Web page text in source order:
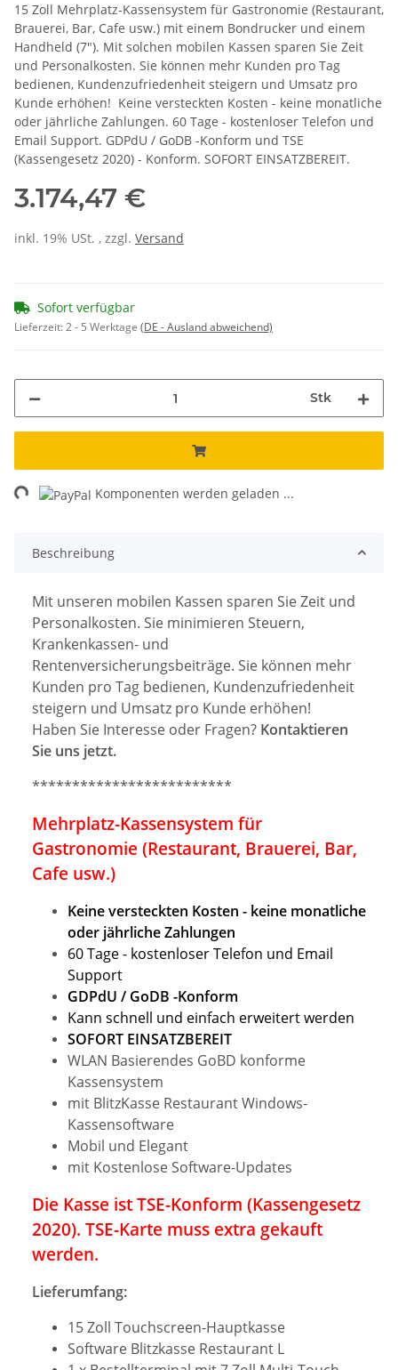
15 Zoll Mehrplatz-Kassensystem für Gastronomie (Restaurant,
Brauerei, Bar, Cafe usw.) mit einem Bondrucker und einem
Handheld (7"). Mit solchen mobilen Kassen sparen Sie Zeit
und Personalkosten. Sie können mehr Kunden pro Tag
bedienen, Kundenzufriedenheit steigern und Umsatz pro
Kunde erhöhen! Keine versteckten Kosten - keine monatliche
oder jährliche Zahlungen. 60 Tage - kostenloser Telefon und
Email Support. GDPdU / GoDB -Konform und TSE
(Kassengesetz 2020) - Konform. SOFORT EINSATZBEREIT.
3.174,47 €
inkl. 19% USt. , zzgl. Versand
Sofort verfügbar
Lieferzeit:2 - 5 Werktage (DE - Ausland abweichend)
Stk
Loading... Komponenten werden geladen ...
Beschreibung
Mit unseren mobilen Kassen sparen Sie Zeit und
Personalkosten. Sie minimieren Steuern,
Krankenkassen- und
Rentenversicherungsbeiträge. Sie können mehr
Kunden pro Tag bedienen, Kundenzufriedenheit
steigern und Umsatz pro Kunde erhöhen!
Haben Sie Interesse oder Fragen? Kontaktieren
Sie uns jetzt.
*************************
Mehrplatz-Kassensystem für
Gastronomie (Restaurant, Brauerei, Bar,
Cafe usw.)
Keine versteckten Kosten - keine monatliche
oder jährliche Zahlungen
60 Tage - kostenloser Telefon und Email
Support
GDPdU / GoDB -Konform
Kann schnell und einfach erweitert werden
SOFORT EINSATZBEREIT
WLAN Basierendes GoBD konforme
Kassensystem
mit BlitzKasse Restaurant Windows-
Kassensoftware
Mobil und Elegant
mit Kostenlose Software-Updates
Die Kasse ist TSE-Konform (Kassengesetz
2020). TSE-Karte muss extra gekauft
werden.
Lieferumfang:
15 Zoll Touchscreen-Hauptkasse
Software Blitzkasse Restaurant L